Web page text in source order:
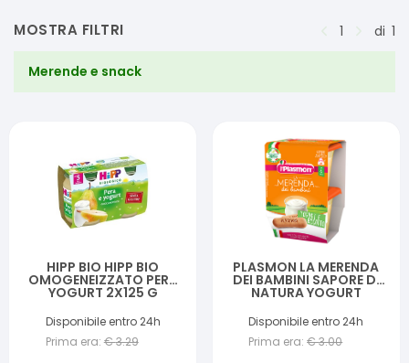
MOSTRA FILTRI 1 di 1
Merende e snack
HIPP BIO HIPP BIO
OMOGENEIZZATO PERA
YOGURT 2X125 G
Disponibile entro 24h
Prima era: €3.29
PLASMON LA MERENDA
DEI BAMBINI SAPORE DI
NATURA YOGURT
X 120 G
Disponibile entro 24h
Prima era: €3.00